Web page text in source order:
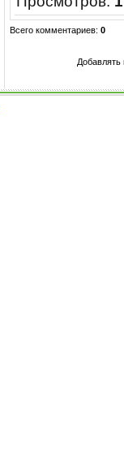
Всего комментариев: 0
Добавлять